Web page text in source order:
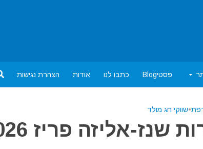
פסטיBlog כתבו לנו אודות הצהרת נגישות
•שווקי חג מולד
אליזה פריז 2026